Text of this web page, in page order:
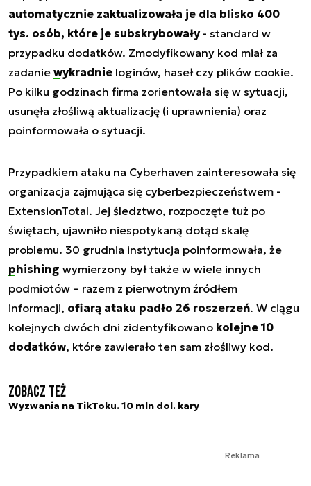
automatycznie zaktualizowała je dla blisko 400
tys. osób, które je subskrybowały- standard w
przypadku dodatków. Zmodyfikowany kod miał za
zadanie wykradnie loginów, haseł czy plików cookie.
Po kilku godzinach firma zorientowała się w sytuacji,
usunęła złośliwą aktualizację (i uprawnienia) oraz
poinformowała o sytuacji.
Przypadkiem ataku na Cyberhaven zainteresowała się
organizacja zajmująca się cyberbezpieczeństwem -
ExtensionTotal. Jej śledztwo, rozpoczęte tuż po
świętach, ujawniło niespotykaną dotąd skalę
problemu. 30 grudnia instytucja poinformowała, że
phishing wymierzony był także w wiele innych
podmiotów – razem z pierwotnym źródłem
informacji, ofiarą ataku padło 26 roszerzeń. W ciągu
kolejnych dwóch dni zidentyfikowano kolejne 10
dodatków, które zawierało ten sam złośliwy kod.
Zobacz też
Wyzwania na TikToku. 10 mln dol. kary
Reklama